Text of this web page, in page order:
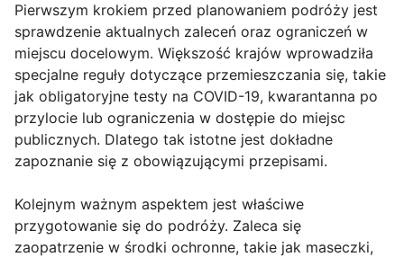
Pierwszym krokiem przed planowaniem podróży jest
sprawdzenie aktualnych zaleceń oraz ograniczeń w
miejscu docelowym. Większość krajów wprowadziła
specjalne reguły dotyczące przemieszczania się, takie
jak obligatoryjne testy na COVID-19, kwarantanna po
przylocie lub ograniczenia w dostępie do miejsc
publicznych. Dlatego tak istotne jest dokładne
zapoznanie się z obowiązującymi przepisami.
Kolejnym ważnym aspektem jest właściwe
przygotowanie się do podróży. Zaleca się
zaopatrzenie w środki ochronne, takie jak maseczki,